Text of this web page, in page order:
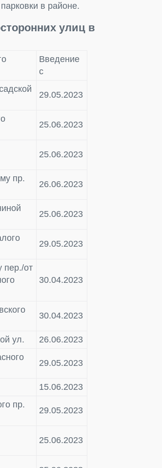
в районе.
улиц в
Введение
с
29.05.2023
25.06.2023
25.06.2023
пр.
26.06.2023
25.06.2023
29.05.2023
пер./от
30.04.2023
30.04.2023
ул. 26.06.2023
29.05.2023
15.06.2023
пр.
29.05.2023
25.06.2023